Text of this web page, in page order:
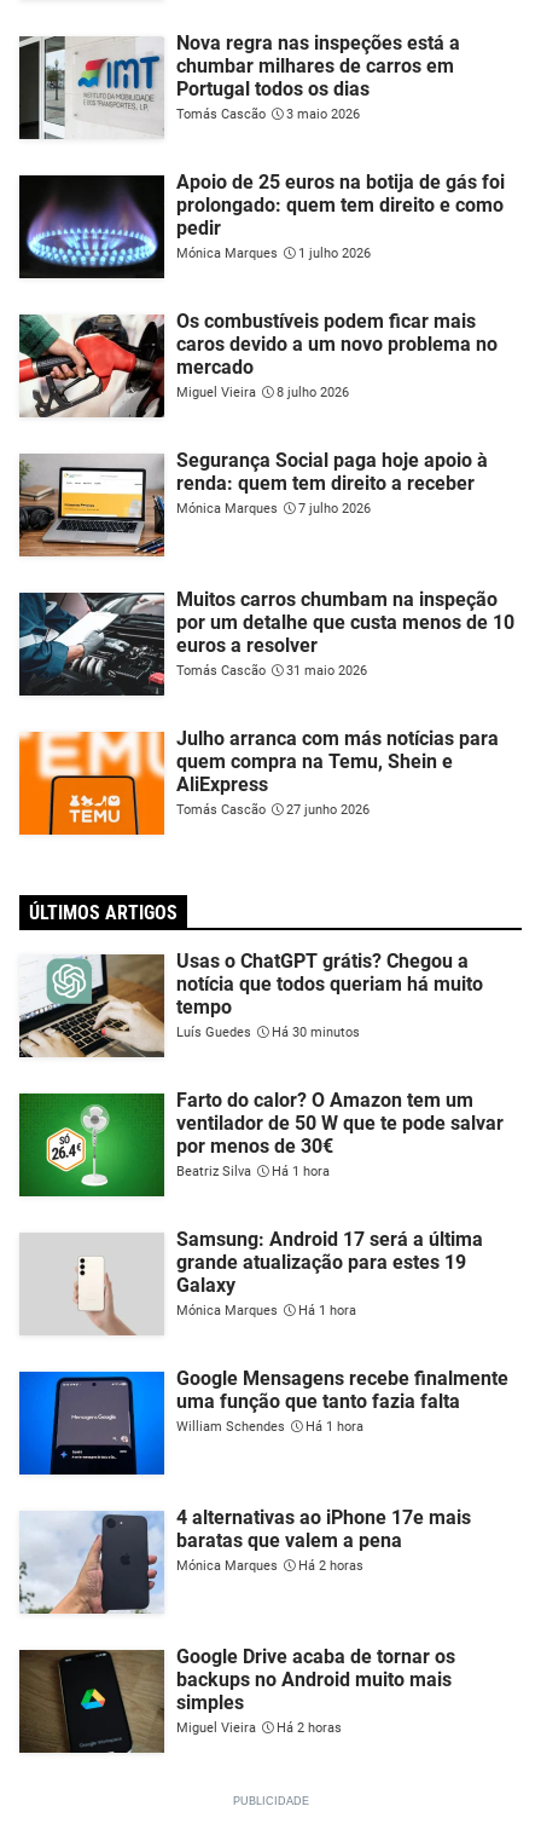
Nova regra nas inspeções está a
chumbar milhares de carros em
Portugal todos os dias
Tomás Cascão 3 maio 2026
Apoio de 25 euros na botija de gás foi
prolongado: quem tem direito e como
pedir
Mónica Marques 1 julho 2026
Os combustíveis podem ficar mais
caros devido a um novo problema no
mercado
Miguel Vieira 8 julho 2026
Segurança Social paga hoje apoio à
renda: quem tem direito a receber
Mónica Marques 7 julho 2026
Muitos carros chumbam na inspeção
por um detalhe que custa menos de 10
euros a resolver
Tomás Cascão 31 maio 2026
Julho arranca com más notícias para
quem compra na Temu, Shein e
AliExpress
Tomás Cascão 27 junho 2026
ÚLTIMOS ARTIGOS
Usas o ChatGPT grátis? Chegou a
notícia que todos queriam há muito
tempo
Luís Guedes Há 30 minutos
Farto do calor? O Amazon tem um
ventilador de 50 W que te pode salvar
por menos de 30€
Beatriz Silva Há 1 hora
Samsung: Android 17 será a última
grande atualização para estes 19
Galaxy
Mónica Marques Há 1 hora
Google Mensagens recebe finalmente
uma função que tanto fazia falta
William Schendes Há 1 hora
4 alternativas ao iPhone 17e mais
baratas que valem a pena
Mónica Marques Há 2 horas
Google Drive acaba de tornar os
backups no Android muito mais
simples
Miguel Vieira Há 2 horas